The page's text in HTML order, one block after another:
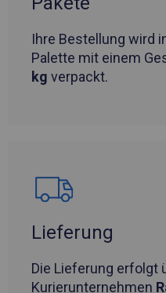
Ihre Bestellung wird
Palette mit einem
kg verpackt.
Lieferung
Die Lieferung erfolgt
Kurierunternehmen